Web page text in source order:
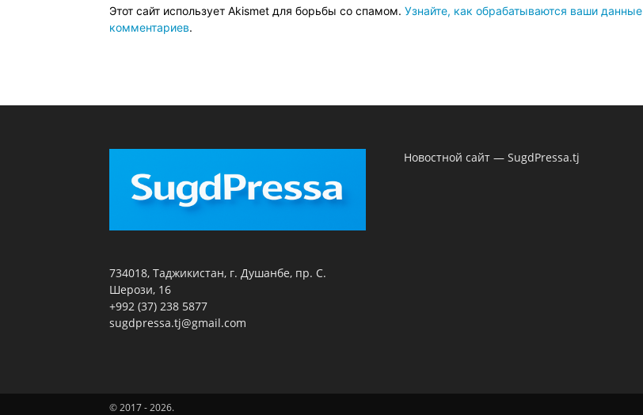
Этот сайт использует Akismet для борьбы со спамом. Узнайте, как обрабатываются ваши данные
комментариев.
734018, Таджикистан, г. Душанбе, пр. С.
Шерози, 16
+992 (37) 238 5877
sugdpressa.tj@gmail.com
Новостной сайт — SugdPressa.tj
© 2017 - 2026.